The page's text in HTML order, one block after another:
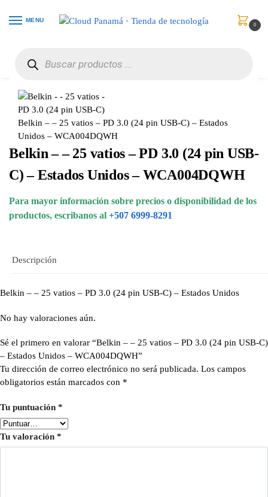
MENU
0
Belkin – – 25 vatios – PD 3.0 (24 pin USB-C) – Estados
Unidos – WCA004DQWH
Belkin – – 25 vatios – PD 3.0 (24 pin USB-
C) – Estados Unidos – WCA004DQWH
Para mayor información sobre precios o disponibilidad de los
productos, escribanos al +507 6999-8291
Descripción
Belkin – – 25 vatios – PD 3.0 (24 pin USB-C) – Estados Unidos
No hay valoraciones aún.
Sé el primero en valorar “Belkin – – 25 vatios – PD 3.0 (24 pin USB-C)
– Estados Unidos – WCA004DQWH”
Tu dirección de correo electrónico no será publicada. Los campos
obligatorios están marcados con *
Tu puntuación *
Tu valoración *